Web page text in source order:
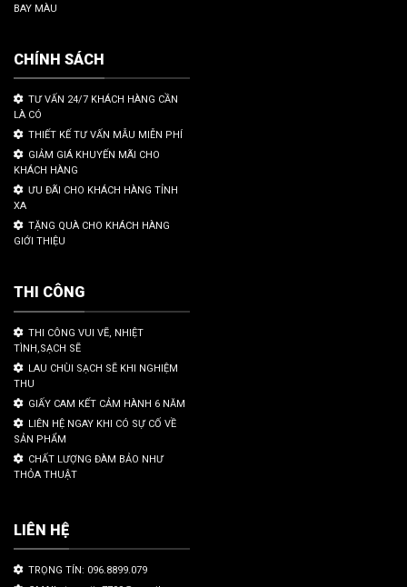
BAY MÀU
CHÍNH SÁCH
TƯ VẤN 24/7 KHÁCH HÀNG CẦN
LÀ CÓ
THIẾT KẾ TƯ VẤN MẪU MIỄN PHÍ
GIẢM GIÁ KHUYẾN MÃI CHO
KHÁCH HÀNG
ƯU ĐÃI CHO KHÁCH HÀNG TỈNH
XA
TẶNG QUÀ CHO KHÁCH HÀNG
GIỚI THIỆU
THI CÔNG
THI CÔNG VUI VẼ, NHIỆT
TÌNH,SẠCH SẼ
LAU CHÙI SẠCH SẼ KHI NGHIỆM
THU
GIẤY CAM KẾT CẢM HÀNH 6 NĂM
LIÊN HỆ NGAY KHI CÓ SỰ CỐ VỀ
SẢN PHẨM
CHẤT LƯỢNG ĐÀM BẢO NHƯ
THỎA THUẬT
LIÊN HỆ
TRỌNG TÍN: 096.8899.079